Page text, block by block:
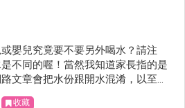
嬰兒究竟要不要另外喝水？請注
不同的喔！當然我知道家長指的是
文章會把水份跟開水混淆，以至於
是哪一篇文章說的是對的。
收藏